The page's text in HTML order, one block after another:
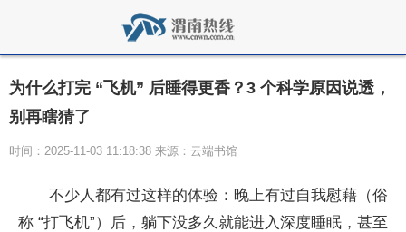
为什么打完 “飞机” 后睡得更香？3 个科学原因说透，
别再瞎猜了
时间：2025-11-03 11:18:38 来源：云端书馆
不少人都有过这样的体验：晚上有过自我慰藉（俗
称 “打飞机”）后，躺下没多久就能进入深度睡眠，甚至